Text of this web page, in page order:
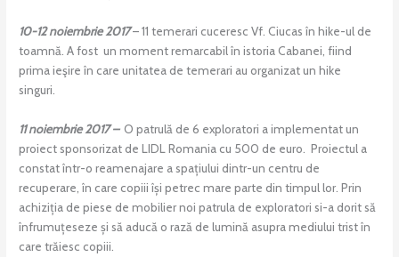
10-12 noiembrie 2017– 11 temerari cuceresc Vf. Ciucas în hike-ul de
toamnă. A fost un moment remarcabil în istoria Cabanei, fiind
prima ieşire în care unitatea de temerari au organizat un hike
singuri.
11 noiembrie 2017 – O patrulă de 6 exploratori a implementat un
proiect sponsorizat de LIDL Romania cu 500 de euro. Proiectul a
constat într-o reamenajare a spațiului dintr-un centru de
recuperare, în care copiii își petrec mare parte din timpul lor. Prin
achiziția de piese de mobilier noi patrula de exploratori si-a dorit să
înfrumuțeseze și să aducă o rază de lumină asupra mediului trist în
care trăiesc copiii.